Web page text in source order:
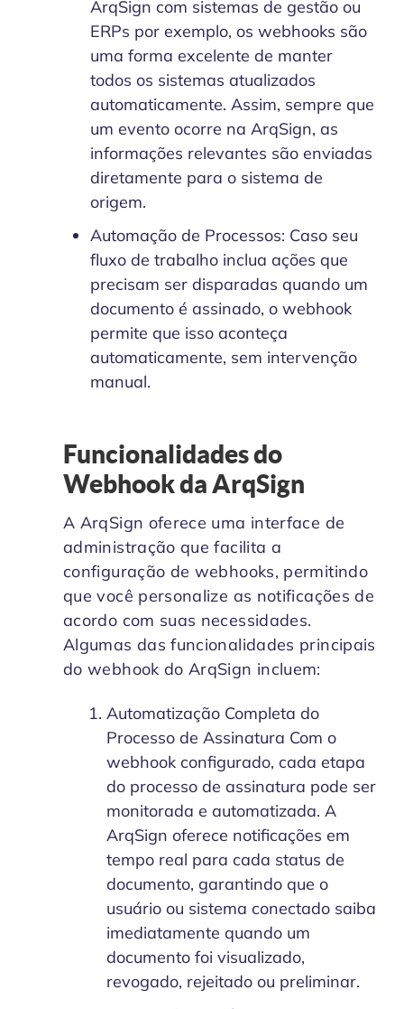
ArqSign com sistemas de gestão ou
ERPs por exemplo, os webhooks são
uma forma excelente de manter
todos os sistemas atualizados
automaticamente. Assim, sempre que
um evento ocorre na ArqSign, as
informações relevantes são enviadas
diretamente para o sistema de
origem.
Automação de Processos: Caso seu
fluxo de trabalho inclua ações que
precisam ser disparadas quando um
documento é assinado, o webhook
permite que isso aconteça
automaticamente, sem intervenção
manual.
Funcionalidades do
Webhook da ArqSign
A ArqSign oferece uma interface de
administração que facilita a
configuração de webhooks, permitindo
que você personalize as notificações de
acordo com suas necessidades.
Algumas das funcionalidades principais
do webhook do ArqSign incluem:
Automatização Completa do
Processo de Assinatura Com o
webhook configurado, cada etapa
do processo de assinatura pode ser
monitorada e automatizada. A
ArqSign oferece notificações em
tempo real para cada status de
documento, garantindo que o
usuário ou sistema conectado saiba
imediatamente quando um
documento foi visualizado,
revogado, rejeitado ou preliminar.